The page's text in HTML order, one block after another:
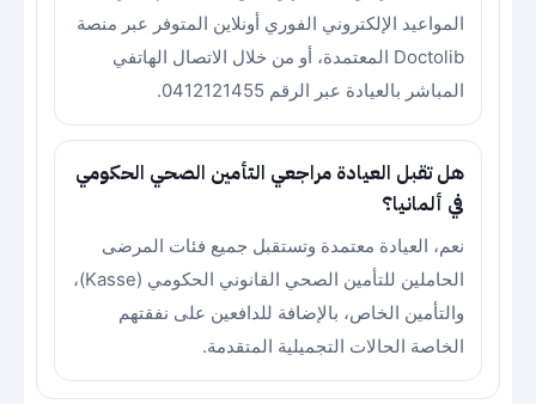
المواعيد الإلكتروني الفوري أونلاين المتوفر عبر منصة
Doctolib المعتمدة، أو من خلال الاتصال الهاتفي
المباشر بالعيادة عبر الرقم 0412121455.
هل تقبل العيادة مراجعي التأمين الصحي الحكومي
في ألمانيا؟
نعم، العيادة معتمدة وتستقبل جميع فئات المرضى
الحاملين للتأمين الصحي القانوني الحكومي (Kasse)،
والتأمين الخاص، بالإضافة للدافعين على نفقتهم
الخاصة الحالات التجميلية المتقدمة.